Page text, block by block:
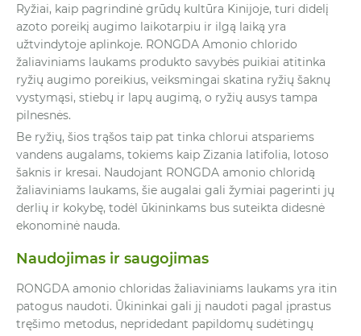
Ryžiai, kaip pagrindinė grūdų kultūra Kinijoje, turi didelį
azoto poreikį augimo laikotarpiu ir ilgą laiką yra
užtvindytoje aplinkoje. RONGDA Amonio chlorido
žaliaviniams laukams produkto savybės puikiai atitinka
ryžių augimo poreikius, veiksmingai skatina ryžių šaknų
vystymąsi, stiebų ir lapų augimą, o ryžių ausys tampa
pilnesnės.
Be ryžių, šios trąšos taip pat tinka chlorui atspariems
vandens augalams, tokiems kaip Zizania latifolia, lotoso
šaknis ir kresai. Naudojant RONGDA amonio chloridą
žaliaviniams laukams, šie augalai gali žymiai pagerinti jų
derlių ir kokybę, todėl ūkininkams bus suteikta didesnė
ekonominė nauda.
Naudojimas ir saugojimas
RONGDA amonio chloridas žaliaviniams laukams yra itin
patogus naudoti. Ūkininkai gali jį naudoti pagal įprastus
tręšimo metodus, nepridedant papildomų sudėtingų